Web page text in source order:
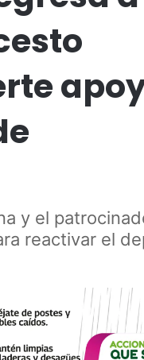
y el
reactivar el